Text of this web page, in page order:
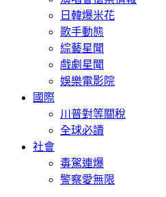
日韓爆米花
歌手動態
綜藝星聞
戲劇星聞
娛樂電影院
國際
川普對等關稅
全球必讀
社會
毒駕連爆
警察愛無限